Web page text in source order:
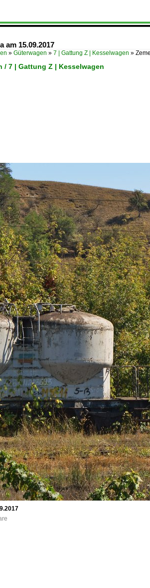
am 15.09.2017
» Güterwagen » 7 | Gattung Z | Kesselwagen »
/ 7 | Gattung Z | Kesselwagen